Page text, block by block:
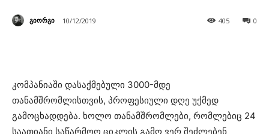
გიორგი 10/12/2019 0
405
კომპანიაში დასაქმებული 3000-მდე
თანამშრომლისთვის, პროფესიული დღე უქმედ
გამოცხადდება. ხოლო თანამშრომლები, რომლებიც 24
საათიანი საწარმოო ციკლის გამო ვერ შეძლებენ